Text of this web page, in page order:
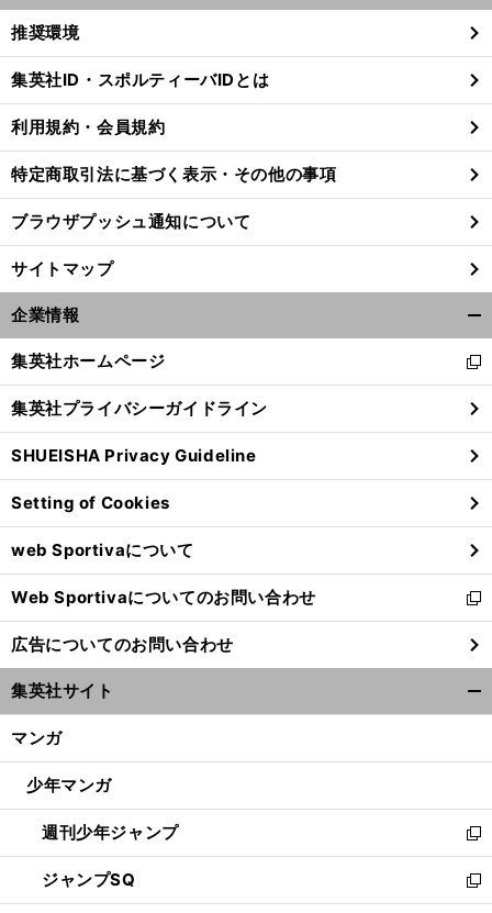
閉
る
推奨環境
集英社ID・スポルティーバIDとは
利用規約・会員規約
特定商取引法に基づく表示・その他の事項
ブラウザプッシュ通知について
サイトマップ
企業情報
閉
る
集英社ホームページ
新
し
い
ウ
ィ
ン
ド
ウ
で
開
く
集英社プライバシーガイドライン
SHUEISHA Privacy Guideline
Setting of Cookies
web Sportivaについて
Web Sportivaについてのお問い合わせ
新
し
い
ウ
ィ
ン
ウ
開
く
広告についてのお問い合わせ
集英社サイト
マンガ
少年マンガ
週刊少年ジャンプ
新
し
い
ウ
ジャンプSQ
新
し